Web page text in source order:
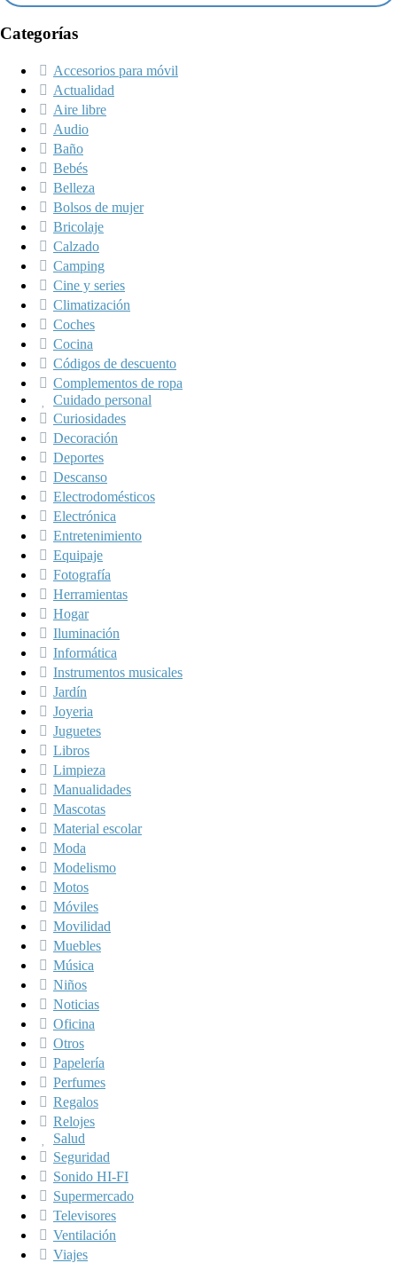
Categorías
Accesorios para móvil
Actualidad
Aire libre
Audio
Baño
Bebés
Belleza
Bolsos de mujer
Bricolaje
Calzado
Camping
Cine y series
Climatización
Coches
Cocina
Códigos de descuento
Complementos de ropa
Cuidado personal
Curiosidades
Decoración
Deportes
Descanso
Electrodomésticos
Electrónica
Entretenimiento
Equipaje
Fotografía
Herramientas
Hogar
Iluminación
Informática
Instrumentos musicales
Jardín
Joyeria
Juguetes
Libros
Limpieza
Manualidades
Mascotas
Material escolar
Moda
Modelismo
Motos
Móviles
Movilidad
Muebles
Música
Niños
Noticias
Oficina
Otros
Papelería
Perfumes
Regalos
Relojes
Salud
Seguridad
Sonido HI-FI
Supermercado
Televisores
Ventilación
Viajes